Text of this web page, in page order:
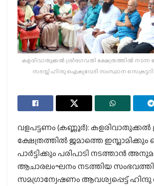
കളരിവാതുക്കല്‍ ശ്രീഭഗവതി ക്ഷേത്രത്തില്‍ നടന്ന
സദസ്സ് ഹിന്ദു ഐക്യവേദി സംസ്ഥാന സെക്രട്ടറി
വളപട്ടണം (കണ്ണൂര്‍): കളരിവാതുക്കല്‍
ക്ഷേത്രത്തില്‍ ജമാത്തെ
പാര്‍ട്ടിക്കും പരിപാടി നടത്താന്‍
ആചാരലംഘനം നടത്തിയ
സമഗ്രാന്വേഷണം ആവശ്യപ്പെട്ട്